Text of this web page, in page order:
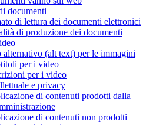
documenti
di lettura dei documenti elettronici
di produzione dei documenti
alternativo (alt text) per le immagini
per i video
per i video
e privacy
di contenuti prodotti dalla
di contenuti non prodotti